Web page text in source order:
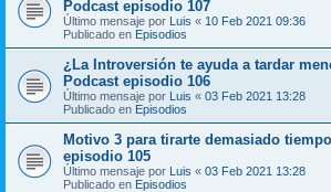
Podcast episodio 107
Último mensaje por Luis « 10 Feb 2021 09:36
Publicado en Episodios
¿La Introversión te ayuda a tardar
Podcast episodio 106
Último mensaje por Luis « 03 Feb 2021 13:28
Publicado en Episodios
Motivo 3 para tirarte demasiado
episodio 105
Último mensaje por Luis « 03 Feb 2021 13:28
Publicado en Episodios